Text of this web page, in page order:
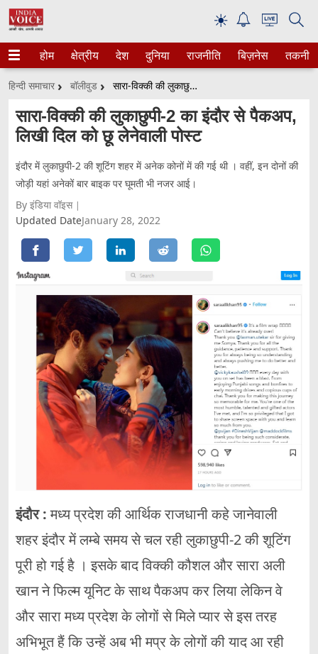
☀
होम क्षेत्रीय देश दुनिया राजनीति बिज़नेस तकनीक
हिन्दी समाचार बॉलीवुड सारा-विक्की की लुकाछुपी-2 का इंदौर से पैकअप, लिखी दिल को छू लेनेवाली पोस्ट
सारा-विक्की की लुकाछुपी-2 का इंदौर से पैकअप,
लिखी दिल को छू लेनेवाली पोस्ट
इंदौर में लुकाछुपी-2 की शूटिंग शहर में अनेक कोनों में की गई थी । वहीं, इन दोनों की
जोड़ी यहां अनेकों बार बाइक पर घूमती भी नजर आई।
By इंडिया वॉइस
Updated DateJanuary 28, 2022
इंदौर :मध्य प्रदेश की आर्थिक राजधानी कहे जानेवाली
शहर इंदौर में लम्बे समय से चल रही लुकाछुपी-2 की शूटिंग
पूरी हो गई है । इसके बाद विक्की कौशल और सारा अली
खान ने फिल्म यूनिट के साथ पैकअप कर लिया लेकिन वे
और सारा मध्य प्रदेश के लोगों से मिले प्यार से इस तरह
अभिभूत हैं कि उन्हें अब भी मप्र के लोगों की याद आ रही